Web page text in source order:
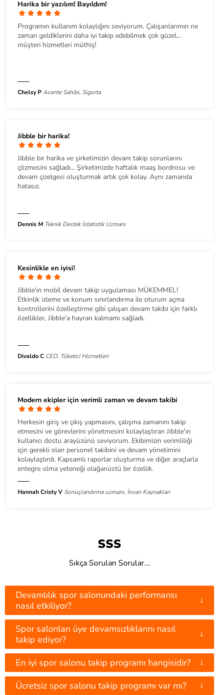
Harika bir yazılım! Bayıldım!
Programın kullanım kolaylığını seviyorum. Çalışanlarımın ne
zaman geldiklerini daha iyi takip edebilmek çok güzel...
müşteri hizmetleri müthiş!
Chelsy PAcente Sahibi, Sigorta
Jibble bir harika!
Jibble bir harika ve şirketimizin devam takip sorunlarını
çözmesini sağladı... Şirketimizde haftalık maaş bordrosu ve
devam çizelgesi oluşturmak artık çok kolay. Aynı zamanda
hatasız.
Dennis M Teknik Destek İstatistik Uzmanı
Kesinlikle en iyisi!
Jibble'ın mobil devam takip uygulaması MÜKEMMEL!
Etkinlik izleme ve konum sınırlandırma ile oturum açma
kontrollerini özelleştirme gibi çalışan devam takibi için farklı
özellikler, Jibble'a hayran kalmamı sağladı.
Divaldo C CEO, Tüketici Hizmetleri
Modern ekipler için verimli zaman ve devam takibi
Herkesin giriş ve çıkış yapmasını, çalışma zamanını takip
etmesini ve görevlerini yönetmesini kolaylaştıran Jibble'ın
kullanıcı dostu arayüzünü seviyorum. Ekibimizin verimliliği
için gerekli olan personel takibini ve devam yönetimini
kolaylaştırdı. Kapsamlı raporlar oluşturma ve diğer araçlarla
entegre olma yeteneği olağanüstü bir özellik.
Hannah Cristy V Sonuçlandırma uzmanı, İnsan Kaynakları
SSS
Sıkça Sorulan Sorular...
Devamlılık spor salonundaki performansı
nasıl etkiliyor?
↓
Spor salonları üye devamsızlıklarını nasıl
takip ediyor?
↓
En iyi spor salonu takip programı hangisidir? ↓
Ücretsiz spor salonu takip programı var mı? ↓